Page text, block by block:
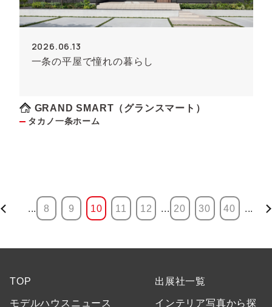
2026.06.13
一条の平屋で憧れの暮らし
GRAND SMART（グランスマート）
タカノ一条ホーム
... 8 9 10 11 12 ... 20 30 40 ...
TOP
モデルハウスニュース
出展社一覧
インテリア写真から探